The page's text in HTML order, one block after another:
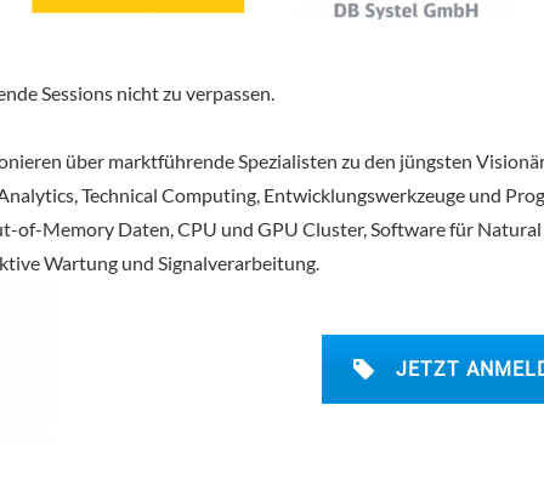
Sessions nicht zu verpassen.
über marktführende Spezialisten zu den jüngsten
Technical Computing, Entwicklungswerkzeuge und
Memory Daten, CPU und GPU Cluster, Software für
Wartung und Signalverarbeitung.
JETZT